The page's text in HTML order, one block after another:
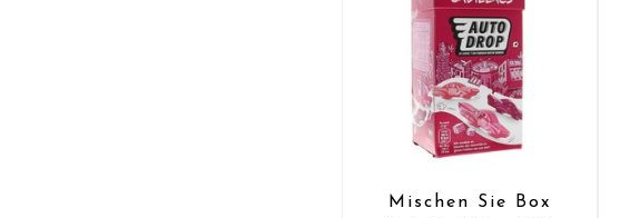
Mischen Sie Box